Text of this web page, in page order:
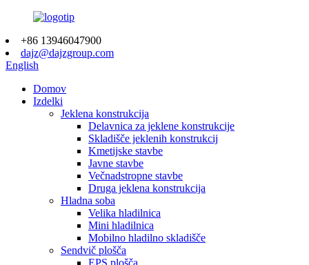
+86 13946047900
dajz@dajzgroup.com
English
Domov
Izdelki
Jeklena konstrukcija
Delavnica za jeklene konstrukcije
Skladišče jeklenih konstrukcij
Kmetijske stavbe
Javne stavbe
Večnadstropne stavbe
Druga jeklena konstrukcija
Hladna soba
Velika hladilnica
Mini hladilnica
Mobilno hladilno skladišče
Sendvič plošča
EPS plošča